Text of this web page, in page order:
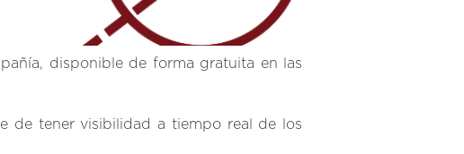
disponible de forma gratuita en las
de tener visibilidad a tiempo real de los